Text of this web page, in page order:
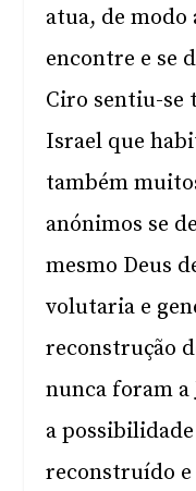
atua, de modo
encontre e se
Ciro sentiu-se
Israel que
também
anónimos se
mesmo Deus
volutaria e
reconstrução
nunca foram
a
reconstruído